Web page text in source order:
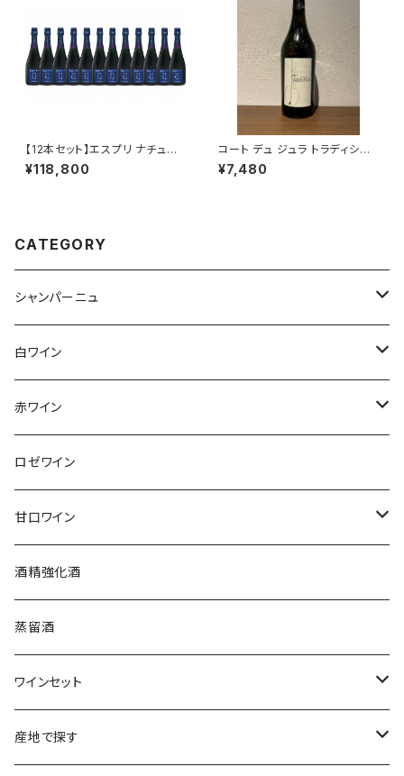
【12本セット】エスプリ ナチュー
ル G NV 750ml アンリ ジロー
シャンパーニュ フランス 正規品
¥118,800
コート デュ ジュラ トラディショ
ン 2022 750ml クールベ 白ワ
イン フランス ジュラ
¥7,480
CATEGORY
シャンパーニュ
アンリ・ジロー
アンリ・ビリオ・フィス
エティエンヌ・ルフェーヴル
クリスチャン・ゴセ
クロード・カザル
ジェローム・ルフェーヴル
シャルトーニュ・タイエ
シャルル・エドシック
白ワイン
フランス
アルザス
ブルゴーニュ
ロワール
ドイツ
オーストラリア
ニュージーランド
南アフリカ
チリ
スロヴァキア
赤ワイン
フランス
アルザス
シュッド・ウエスト
スロヴァキア
オーストラリア
ニュージーランド
南アフリカ
チリ
ロゼワイン
甘口ワイン
フランス
ソーテルヌ
酒精強化酒
蒸留酒
ワインセット
福袋
産地で探す